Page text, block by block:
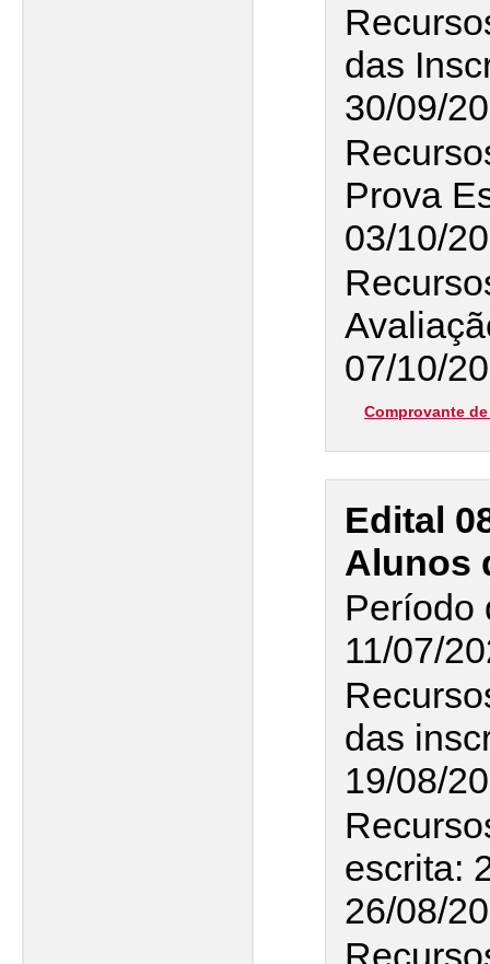
das
30/09/
Prova
03/10/
07/10/
Comprovante
Edital
Alunos
Período
11/07/
das
19/08/
escrita:
26/08/